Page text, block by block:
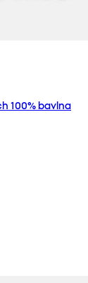
100% bavlna